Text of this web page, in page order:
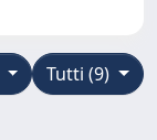
Tutti (9)